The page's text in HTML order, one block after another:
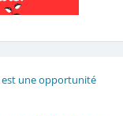
est une opportunité